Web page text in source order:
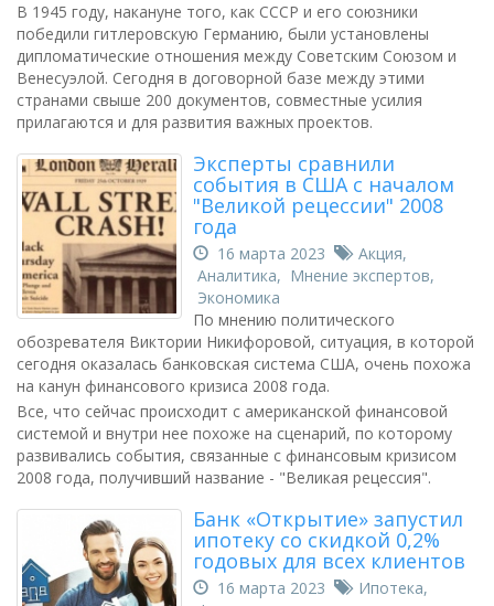
В 1945 году, накануне того, как СССР и его союзники
победили гитлеровскую Германию, были установлены
дипломатические отношения между Советским Союзом и
Венесуэлой. Сегодня в договорной базе между этими
странами свыше 200 документов, совместные усилия
прилагаются и для развития важных проектов.
Эксперты сравнили
события в США с началом
"Великой рецессии" 2008
года
16 марта 2023 Акция,
Аналитика, Мнение экспертов,
Экономика
По мнению политического
обозревателя Виктории Никифоровой, ситуация, в которой
сегодня оказалась банковская система США, очень похожа
на канун финансового кризиса 2008 года.
Все, что сейчас происходит с американской финансовой
системой и внутри нее похоже на сценарий, по которому
развивались события, связанные с финансовым кризисом
2008 года, получивший название - "Великая рецессия".
Банк «Открытие» запустил
ипотеку со скидкой 0,2%
годовых для всех клиентов
16 марта 2023 Ипотека,